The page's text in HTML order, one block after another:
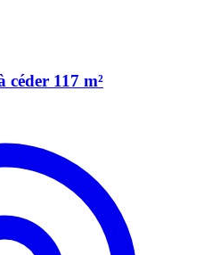
céder 117 m²